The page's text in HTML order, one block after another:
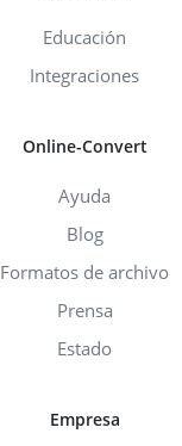
Educación
Integraciones
Online-Convert
Ayuda
Blog
Formatos de archivo
Prensa
Estado
Empresa